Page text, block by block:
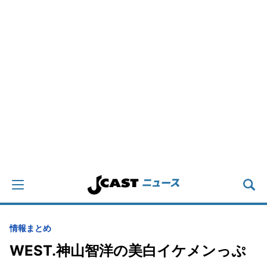
情報まとめ
WEST.神山智洋の美白イケメンっぷ